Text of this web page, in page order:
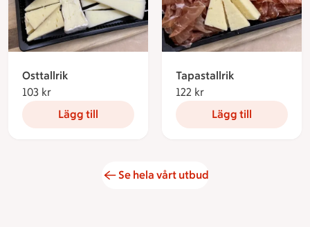
Osttallrik
103 kr
Lägg till
Tapastallrik
122 kr
Lägg till
Se hela vårt utbud